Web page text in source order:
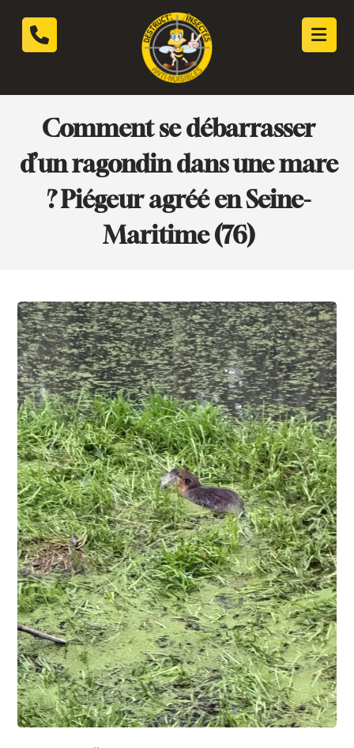
Comment se débarrasser
d’un ragondin dans une mare
? Piégeur agréé en Seine-
Maritime (76)